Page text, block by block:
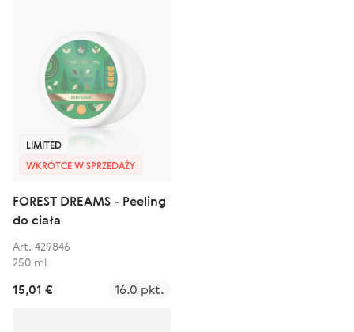
LIMITED
WKRÓTCE W SPRZEDAŻY
FOREST DREAMS - Peeling
do ciała
Art. 429846
250 ml
15,01 € 16.0 pkt.